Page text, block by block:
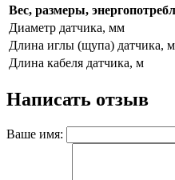
Вес, размеры,
Диаметр датчика, мм
Длина иглы (щупа) датчика,
Длина кабеля датчика, м
Написать отзыв
Ваше имя: